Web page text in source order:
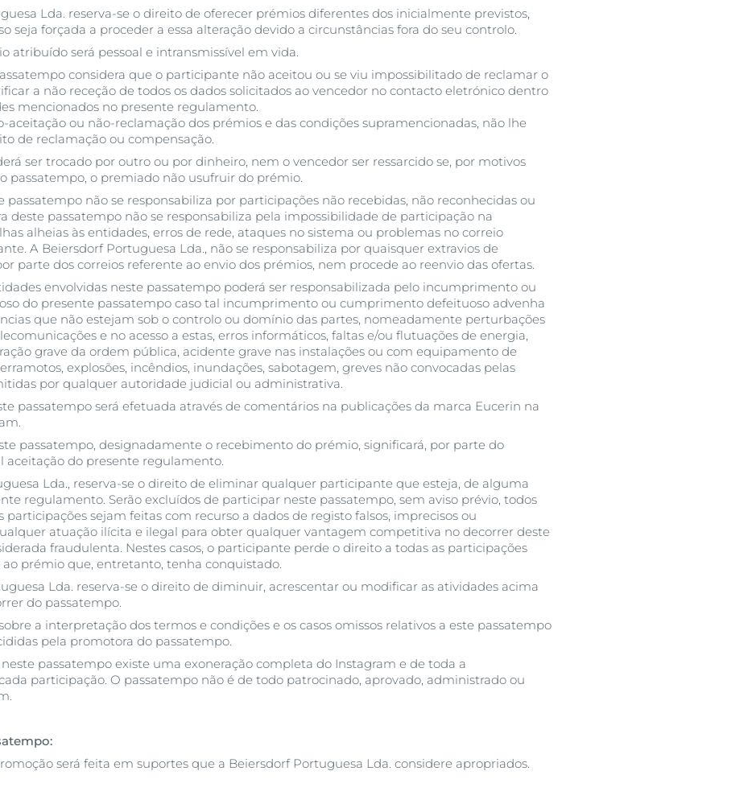
Lda. reserva-se o direito de oferecer prémios diferentes dos inicialmente previstos,
seja forçada a proceder a essa alteração devido a circunstâncias fora do seu controlo.
atribuído será pessoal e intransmissível em vida.
considera que o participante não aceitou ou se viu impossibilitado de reclamar o
a não receção de todos os dados solicitados ao vencedor no contacto eletrónico dentro
mencionados no presente regulamento.
aceitação ou não-reclamação dos prémios e das condições supramencionadas, não lhe
de reclamação ou compensação.
ser trocado por outro ou por dinheiro, nem o vencedor ser ressarcido se, por motivos
passatempo, o premiado não usufruir do prémio.
passatempo não se responsabiliza por participações não recebidas, não reconhecidas ou
deste passatempo não se responsabiliza pela impossibilidade de participação na
alheias às entidades, erros de rede, ataques no sistema ou problemas no correio
A Beiersdorf Portuguesa Lda., não se responsabiliza por quaisquer extravios de
parte dos correios referente ao envio dos prémios, nem procede ao reenvio das ofertas.
envolvidas neste passatempo poderá ser responsabilizada pelo incumprimento ou
do presente passatempo caso tal incumprimento ou cumprimento defeituoso advenha
que não estejam sob o controlo ou domínio das partes, nomeadamente perturbações
e no acesso a estas, erros informáticos, faltas e/ou flutuações de energia,
grave da ordem pública, acidente grave nas instalações ou com equipamento de
explosões, incêndios, inundações, sabotagem, greves não convocadas pelas
por qualquer autoridade judicial ou administrativa.
passatempo será efetuada através de comentários na publicações da marca Eucerin na
passatempo, designadamente o recebimento do prémio, significará, por parte do
aceitação do presente regulamento.
Lda., reserva-se o direito de eliminar qualquer participante que esteja, de alguma
regulamento. Serão excluídos de participar neste passatempo, sem aviso prévio, todos
participações sejam feitas com recurso a dados de registo falsos, imprecisos ou
atuação ilícita e ilegal para obter qualquer vantagem competitiva no decorrer deste
fraudulenta. Nestes casos, o participante perde o direito a todas as participações
prémio que, entretanto, tenha conquistado.
Lda. reserva-se o direito de diminuir, acrescentar ou modificar as atividades acima
do passatempo.
a interpretação dos termos e condições e os casos omissos relativos a este passatempo
pela promotora do passatempo.
passatempo existe uma exoneração completa do Instagram e de toda a
participação. O passatempo não é de todo patrocinado, aprovado, administrado ou
será feita em suportes que a Beiersdorf Portuguesa Lda. considere apropriados.